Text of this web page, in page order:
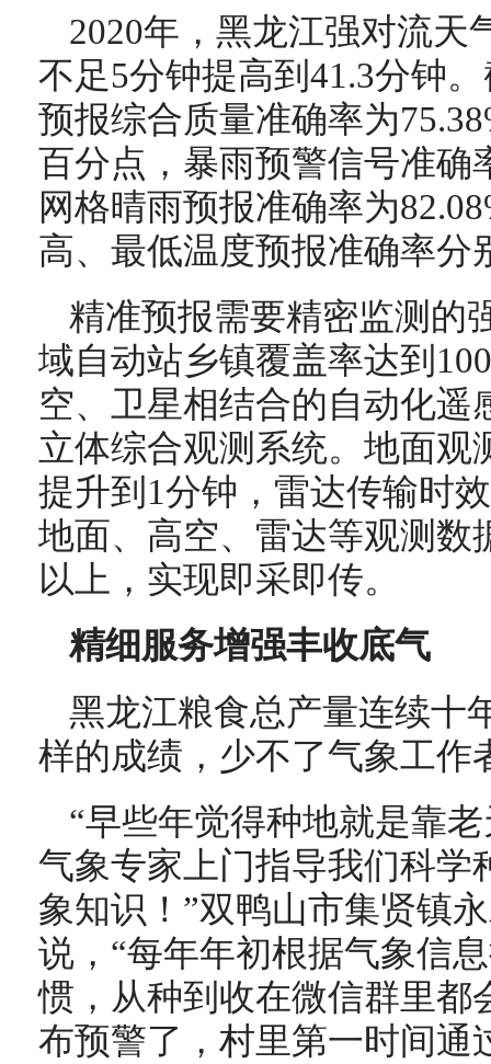
2020年，黑龙江强对流天
不足5分钟提高到41.3分钟
预报综合质量准确率为
百分点，暴雨预警信号准确
网格晴雨预报准确率为
高、最低温度预报准确率分
精准预报需要精密监测的
域自动站乡镇覆盖率达到
空、卫星相结合的自动化遥
立体综合观测系统。地面观
提升到1分钟，雷达传输时
地面、高空、雷达等观测数
以上，实现即采即传。
精细服务增强丰收底气
黑龙江粮食总产量连续十
样的成绩，少不了气象工作
“早些年觉得种地就是靠
气象专家上门指导我们科学
象知识！”双鸭山市集贤镇
说，“每年年初根据气象信
惯，从种到收在微信群里都
布预警了，村里第一时间通